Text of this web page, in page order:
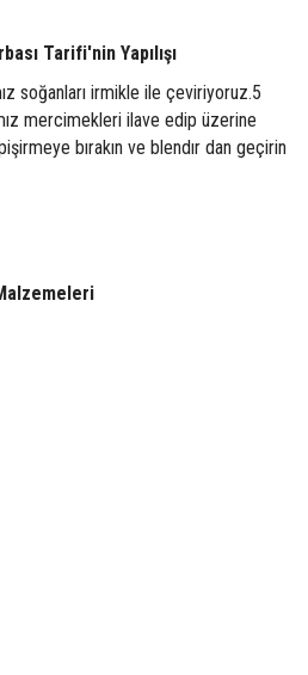
Tarifi'nin Yapılışı
soğanları irmikle ile çeviriyoruz.5
mercimekleri ilave edip üzerine
bırakın ve blendır dan geçirin